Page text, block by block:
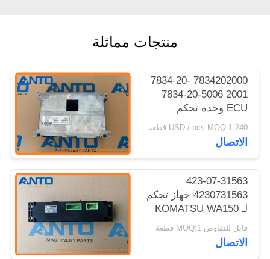
منتجات مماثلة
7834202000 7834-20-
2001 7834-20-5006
ECU وحدة تحكم
كوماتسو قطع غيار حفر
PC300-6
240 USD / pcs MOQ:1 قطعة
الاتصال
423-07-31563
4230731563 جهاز تحكم
لـ KOMATSU WA150
WA150PZ WA200
WA200PZ
قابل للتفاوض MOQ:1 قطعة
الاتصال